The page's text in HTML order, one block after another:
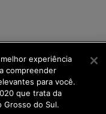
experiência
compreender
para você.
que trata da
Grosso do Sul.